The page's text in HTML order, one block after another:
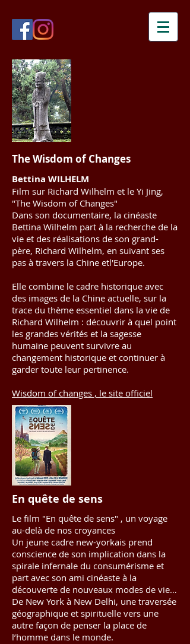
The Wisdom of Changes
Bettina WILHELM
Film sur Richard Wilhelm et le Yi Jing,
"The Wisdom of Changes"
Dans son documentaire, la cinéaste
Bettina Wilhelm part à la recherche de la
vie et des réalisations de son grand-
père, Richard Wilhelm, en suivant ses
pas à travers la Chine etl'Europe.
Elle combine le cadre historique avec
des images de la Chine actuelle, sur la
trace du thème essentiel dans la vie de
Richard Wilhelm : découvrir à quel point
les grandes vérités et la sagesse
humaine peuvent survivre au
changement historique et continuer à
garder toute leur pertinence.
Wisdom of changes , le site officiel
En quête de sens
Le film "En quête de sens" , un voyage
au-delà de nos croyances
Un jeune cadre new-yorkais prend
conscience de son implication dans la
spirale infernale du consumérisme et
part avec son ami cinéaste à la
découverte de nouveaux modes de vie…
De New York à New Delhi, une traversée
géographique et spirituelle vers une
autre façon de penser la place de
l’homme dans le monde.